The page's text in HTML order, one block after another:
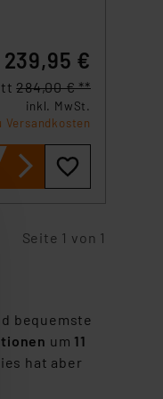
239,95 €
284,00 € **
inkl. MwSt.
Versandkosten
Seite 1 von 1
bequemste
um 11
hat aber